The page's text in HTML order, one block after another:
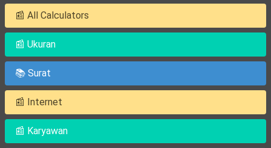
📰 All Calculators
📰 Ukuran
📚 Surat
📰 Internet
📰 Karyawan